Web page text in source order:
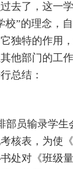
去了，这一
校”的理念，
独特的作用
他部门的工
总结：
部员输录学
核表，为使
处对《班级